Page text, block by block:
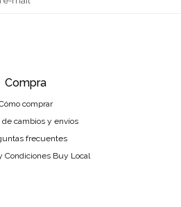
Compra
comprar
de cambios y envíos
frecuentes
Condiciones Buy Local